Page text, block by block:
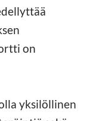
on
yksilöllinen